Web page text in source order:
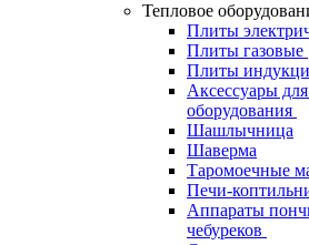
Тепловое
Плиты
Плиты газовые
Плиты
Аксессуары
оборудования
Шашлычница
Шаверма
Таромоечные
Печи-
Аппараты
чебуреков